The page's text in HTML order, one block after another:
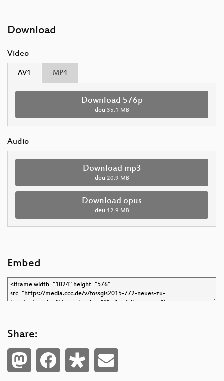
Download
Video
AV1 MP4
Download 576p
deu 35.1 MB
Audio
Download mp3
deu 20.9 MB
Download opus
deu 12.9 MB
Embed
Share: